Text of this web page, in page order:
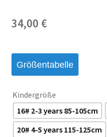
34,00 €
Größentabelle
Kindergröße
16# 2-3 years 85-105cm
20# 4-5 years 115-125cm